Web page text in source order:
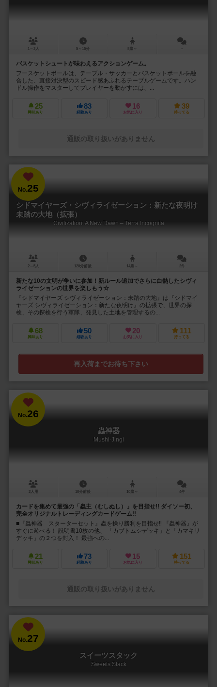
1～2人 5～15分 8歳～ －
バスケットシュートが味わえるアクションゲーム。
フースケットボールは、テーブル・サッカーとバスケットボールを融
合した、直接対決型のスピード感あふれるテーブルゲームです。ハン
ドル操作をマスターしてプレイヤーを動かすには、...
25
興味あり
83
経験あり
16
お気に入り
39
持ってる
通販の取り扱いがありません
No.25
シドマイヤーズ・シヴィライゼーション：新たな夜明け
未踏の大地（拡張）
Civilization: A New Dawn – Terra Incognita
2～5人 120分前後 14歳～ 2件
新たな10の文明が争いに参加！新ルール追加でさらに白熱したシヴィ
ライゼーションの世界を楽しもう☆
『シドマイヤーズ シヴィライゼーション：未踏の大地』は『シドマイ
ヤーズ シヴィライゼーション：新たな夜明け』の拡張で、世界の探
検、その探検を行う軍隊、発見した土地を管理するの...
68
興味あり
50
経験あり
20
お気に入り
111
持ってる
再入荷までお待ち下さい
No.26
蟲神器
Mushi-Jingi
2人用 10分前後 10歳～ 4件
カードを集めて最強の「蟲主（むしぬし）」を目指せ!! ダイソー初、
完全オリジナルトレーディングカードゲーム!!
■『蟲神器 スターターセット』蟲を操り勝利を目指せ‼ 『蟲神器』が
すぐに遊べる！ 説明書10枚の他、 「カブトムシデッキ」と「カマキリ
デッキ」の２つを封入！ 最強への...
21
興味あり
73
経験あり
15
お気に入り
151
持ってる
通販の取り扱いがありません
No.27
スイーツスタック
Sweets Stack